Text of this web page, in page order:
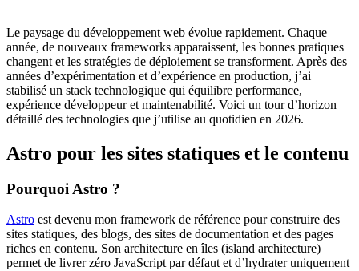
Le paysage du développement web évolue rapidement. Chaque
année, de nouveaux frameworks apparaissent, les bonnes pratiques
changent et les stratégies de déploiement se transforment. Après des
années d’expérimentation et d’expérience en production, j’ai
stabilisé un stack technologique qui équilibre performance,
expérience développeur et maintenabilité. Voici un tour d’horizon
détaillé des technologies que j’utilise au quotidien en 2026.
Astro pour les sites statiques et le contenu
Pourquoi Astro ?
Astro est devenu mon framework de référence pour construire des
sites statiques, des blogs, des sites de documentation et des pages
riches en contenu. Son architecture en îles (island architecture)
permet de livrer zéro JavaScript par défaut et d’hydrater uniquement